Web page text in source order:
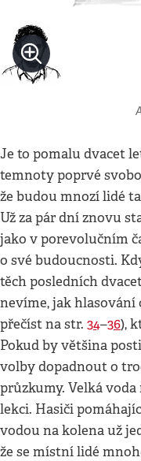
Je to pomalu dvacet
temnoty poprvé
že budou mnozí lidé
Už za pár dní znovu
jako v porevolučním
o své budoucnosti.
těch posledních
nevíme, jak
přečíst na str. 34–36),
Pokud by většina
volby dopadnout o
průzkumy. Velká
lekci. Hasiči
vodou na kolena už
že se místní lidé